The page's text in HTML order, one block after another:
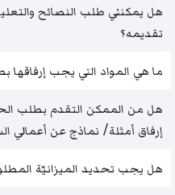
هل يمكنني طلب النصائح
تقديمه؟
ما هي المواد التي يجب إرفاقها
هل من الممكن التقدم بطلب
إرفاق أمثلة/ نماذج عن أعمالي
هل يجب تحديد الميزانيّة